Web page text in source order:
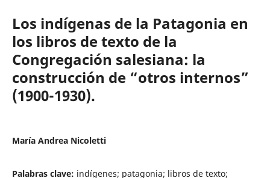
Los indígenas de la Patagonia en
los libros de texto de la
Congregación salesiana: la
construcción de “otros internos”
(1900-1930).
María Andrea Nicoletti
Palabras clave: indígenes; patagonia; libros de texto;